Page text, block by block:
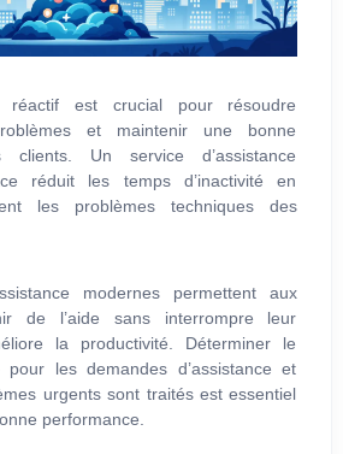
réactif est crucial pour résoudre
et maintenir une bonne
Un service d’assistance
réduit les temps d’inactivité en
les problèmes techniques des
modernes permettent aux
de l’aide sans interrompre leur
la productivité. Déterminer le
les demandes d’assistance et
urgents sont traités est essentiel
performance.